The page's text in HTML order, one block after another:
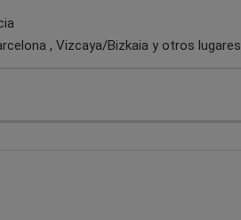
, Vizcaya/Bizkaia y otros lugares